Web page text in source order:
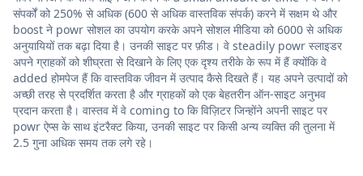
संपर्कों को 250% से अधिक (600 से अधिक वास्तविक संपर्क) करने में सक्षम थे और
boost ने powr सोशल का उपयोग करके अपने सोशल मीडिया को 6000 से अधिक
अनुयायियों तक बढ़ा दिया है। उनकी साइट पर फ़ीड। वे steadily powr स्लाइडर
अपने ग्राहकों को शीघ्रता से दिखाने के लिए एक दृश्य तरीके के रूप में हैं क्योंकि वे
added होमपेज हैं कि वास्तविक जीवन में उत्पाद कैसे दिखते हैं। यह अपने उत्पादों को
अच्छी तरह से प्रदर्शित करता है और ग्राहकों को एक बेहतरीन ऑन-साइट अनुभव
प्रदान करता है। वास्तव में वे coming to कि विज़िटर जिन्होंने अपनी साइट पर
powr ऐप्स के साथ इंटरैक्ट किया, उनकी साइट पर किसी अन्य व्यक्ति की तुलना में
2.5 गुना अधिक समय तक लगे रहे।